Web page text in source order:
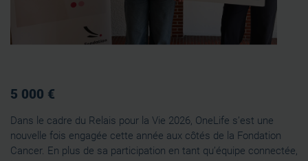
5 000 €
Dans le cadre du Relais pour la Vie 2026, OneLife s’est une
nouvelle fois engagée cette année aux côtés de la Fondation
Cancer. En plus de sa participation en tant qu’équipe connectée,